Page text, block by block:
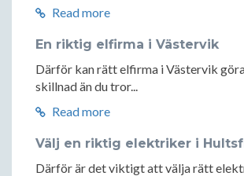
Read more
En riktig elfirma i Västervik
Därför kan rätt elfirma i Västervik
skillnad än du tror...
Read more
Välj en riktig elektriker i
Därför är det viktigt att välja rätt